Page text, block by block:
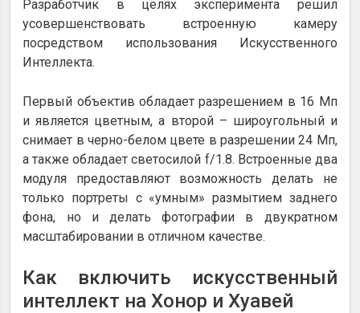
Разработчик в целях эксперимента решил
усовершенствовать встроенную камеру
посредством использования Искусственного
Интеллекта.
Первый объектив обладает разрешением в 16 Мп
и является цветным, а второй – широугольный и
снимает в черно-белом цвете в разрешении 24 Мп,
а также обладает светосилой f/1.8. Встроенные два
модуля предоставляют возможность делать не
только портреты с «умным» размытием заднего
фона, но и делать фотографии в двукратном
масштабировании в отличном качестве.
Как включить искусственный
интеллект на Хонор и Хуавей